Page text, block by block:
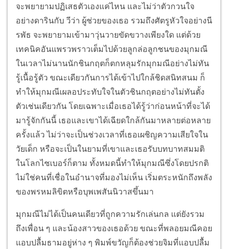
จะพยายามปฏิเสธตัวเองแค่ไหน และไม่ว่าตัวกวนใจ
อย่างดารินกับ วีว่า ผู้ช่วยของเธอ รวมถึงศัตรูหัวใจอย่างนี
รพัธ จะพยายามเข้ามาวุ่นวายขัดขวางเพียงใด แต่ด้วย
เทคนิคอันแพรวพราวเต็มไปด้วยลูกล่อลูกชนของมุกมณี
ในเวลาไม่นานนักชินกฤตก็ตกหลุมรักมุกมณีอย่างไม่ทัน
รู้เนื้อรู้ตัว ขณะเดียวกันการได้เข้าไปใกล้ชิดสนิทสนม ก็
ทำให้มุกมณีเผลอประทับใจในตัวชินกฤตอย่างไม่ทันตั้ง
ตัวเช่นเดียวกัน โดยเฉพาะเมื่อเธอได้รู้ว่าก่อนหน้าที่จะได้
มารู้จักกันนี้ เธอและเขาได้เฉียดใกล้กันมาหลายต่อหลาย
ครั้งแล้ว ไม่ว่าจะเป็นช่วงเวลาที่เธอเผชิญความเสียใจใน
วัยเด็ก หรือจะเป็นในยามที่เขาและเธอรับบทบาทสมมติ
ในโลกไซเบอร์ก็ตาม ทั้งหมดนี้ทำให้มุกมณีซึ่งโดยปรกติ
ไม่ใช่คนที่เชื่อในอำนาจที่มองไม่เห็น เริ่มตระหนักถึงพลัง
ของพรหมลิขิตหรือบุพเพสันนิวาสขึ้นมา
มุกมณีไม่ได้เป็นคนเดียวที่ถูกความรักเล่นกล แต่ยังรวม
ถึงเพื่อน ๆ และน้องสาวของเธอด้วย ขณะที่พลอยมณีคอย
แอบปลื้มธามอยู่ห่าง ๆ พิมพ์ขวัญก็ต้องช่วยจิมที่แอบปลื้ม